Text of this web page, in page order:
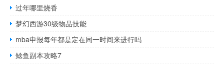
过年哪里烧香
梦幻西游30级物品技能
mba申报每年都是定在同一时间来进行吗
鲶鱼副本攻略7